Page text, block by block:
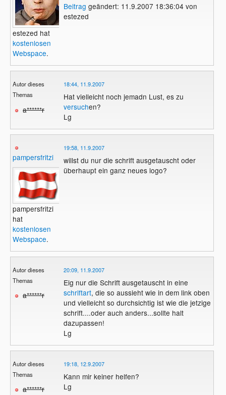
estezed hat
kostenlosen
Webspace.
Beitrag geändert: 11.9.2007 18:36:04 von
estezed
Autor dieses
Themas
a******r
18:44, 11.9.2007
Hat vielleicht noch jemadn Lust, es zu
versuchen?
Lg
pampersfritzi
pampersfritzi
hat
kostenlosen
Webspace.
19:58, 11.9.2007
willst du nur die schrift ausgetauscht oder
überhaupt ein ganz neues logo?
Autor dieses
Themas
a******r
20:09, 11.9.2007
Eig nur die Schrift ausgetauscht in eine
schriftart, die so aussieht wie in dem link oben
und vielleicht so durchsichtig ist wie die jetzige
schrift....oder auch anders...sollte halt
dazupassen!
Lg
Autor dieses
Themas
a******r
19:18, 12.9.2007
Kann mir keiner helfen?
Lg